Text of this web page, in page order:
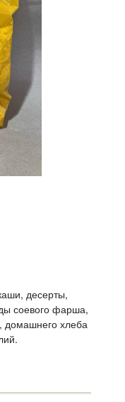
десерты,
соевого фарша,
домашнего хлеба